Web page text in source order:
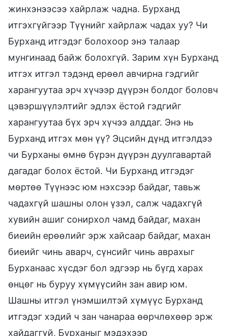
жинхэнээсээ хайрлаж чадна. Бурханд
итгэхгүйгээр Түүнийг хайрлаж чадах уу? Чи
Бурханд итгэдэг болохоор энэ талаар
мунгинаад байж болохгүй. Зарим хүн Бурханд
итгэх итгэл тэдэнд ерөөл авчирна гэдгийг
харангуутаа эрч хүчээр дүүрэн болдог боловч
цэвэршүүлэлтийг эдлэх ёстой гэдгийг
харангуутаа бүх эрч хүчээ алддаг. Энэ нь
Бурханд итгэх мөн үү? Эцсийн дүнд итгэлдээ
чи Бурханы өмнө бүрэн дүүрэн дуулгавартай
дагадаг болох ёстой. Чи Бурханд итгэдэг
мөртөө Түүнээс юм нэхсээр байдаг, тавьж
чадахгүй шашны олон үзэл, салж чадахгүй
хувийн ашиг сонирхол чамд байдаг, махан
биеийн ерөөлийг эрж хайсаар байдаг, махан
биеийг чинь аварч, сүнсийг чинь аврахыг
Бурханаас хүсдэг бол эдгээр нь бүгд харах
өнцөг нь буруу хүмүүсийн зан авир юм.
Шашны итгэл үнэмшилтэй хүмүүс Бурханд
итгэдэг хэдий ч зан чанараа өөрчлөхөөр эрж
хайдаггүй, Бурханыг мэдэхээр